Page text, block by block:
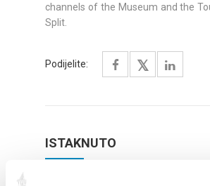
channels of the Museum and the
Split.
Podijelite:
ISTAKNUTO